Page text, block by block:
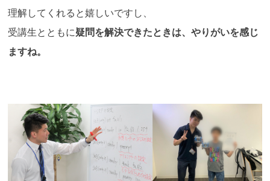
理解してくれると嬉しいですし、
受講生とともに疑問を解決できたときは、やりがいを感じ
ますね。